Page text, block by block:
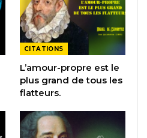
CITATIONS
L’amour-propre est le
plus grand de tous les
flatteurs.